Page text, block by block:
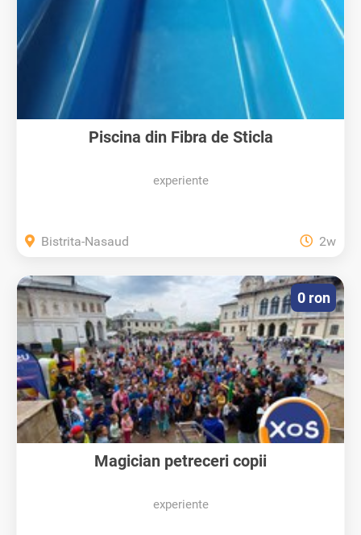
Piscina din Fibra de Sticla
experiente
Bistrita-Nasaud 2w
Magician petreceri copii
experiente
0 ron